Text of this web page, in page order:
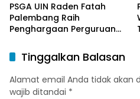
PSGA UIN Raden Fatah
Palembang Raih
Penghargaan Perguruan
Peringkat Pratama
Tinggalkan Balasan
Alamat email Anda tidak akan
wajib ditandai *